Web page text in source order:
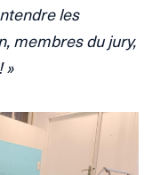
les
membres du jury,
»